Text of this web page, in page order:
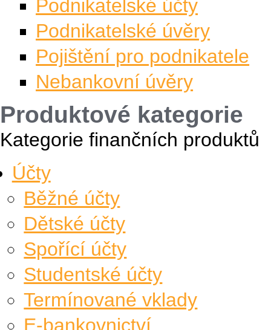
Podnikatelské účty
Podnikatelské úvěry
Pojištění pro podnikatele
Nebankovní úvěry
Produktové kategorie
Kategorie finančních produktů
Účty
Běžné účty
Dětské účty
Spořící účty
Studentské účty
Termínované vklady
E-bankovnictví